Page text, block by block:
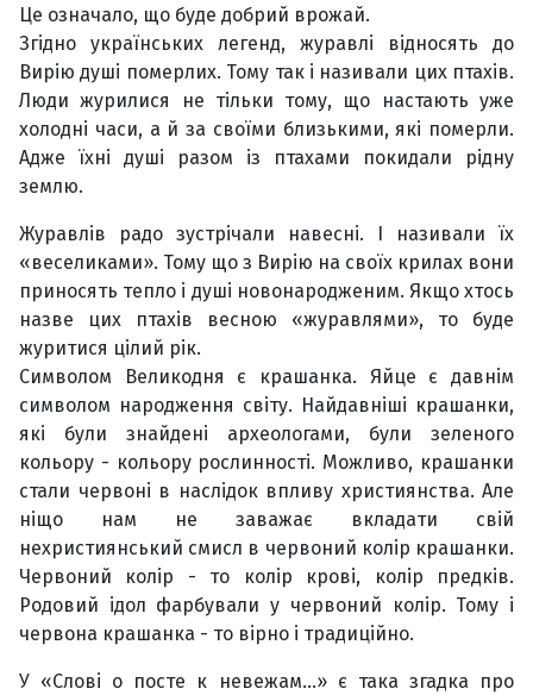
Це означало, що буде добрий врожай.
Згідно українських легенд, журавлі відносять до
Вирію душі померлих. Тому так і називали цих птахів.
Люди журилися не тільки тому, що настають уже
холодні часи, а й за своїми близькими, які померли.
Адже їхні душі разом із птахами покидали рідну
землю.
Журавлів радо зустрічали навесні. І називали їх
«веселиками». Тому що з Вирію на своїх крилах вони
приносять тепло і душі новонародженим. Якщо хтось
назве цих птахів весною «журавлями», то буде
журитися цілий рік.
Символом Великодня є крашанка. Яйце є давнім
символом народження світу. Найдавніші крашанки,
які були знайдені археологами, були зеленого
кольору - кольору рослинності. Можливо, крашанки
стали червоні в наслідок впливу християнства. Але
ніщо нам не заважає вкладати свій
нехристиянський смисл в червоний колір крашанки.
Червоний колір - то колір крові, колір предків.
Родовий ідол фарбували у червоний колір. Тому і
червона крашанка - то вірно і традиційно.
У «Слові о посте к невежам…» є така згадка про